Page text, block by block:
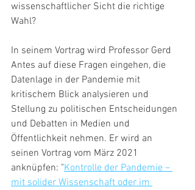
wissenschaftlicher Sicht die richtige
Wahl?
In seinem Vortrag wird Professor Gerd
Antes auf diese Fragen eingehen, die
Datenlage in der Pandemie mit
kritischem Blick analysieren und
Stellung zu politischen Entscheidungen
und Debatten in Medien und
Öffentlichkeit nehmen. Er wird an
seinen Vortrag vom März 2021
anknüpfen: "Kontrolle der Pandemie –
mit solider Wissenschaft oder im